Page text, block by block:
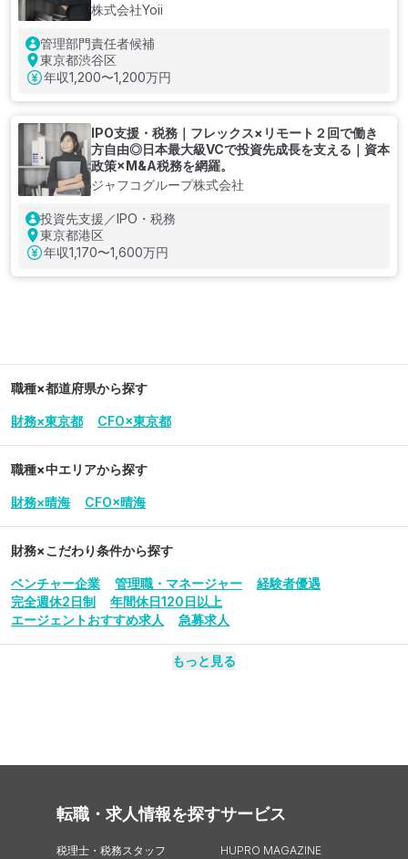
株式会社Yoii
管理部門責任者候補
東京都渋谷区
年収1,200〜1,200万円
IPO支援・税務｜フレックス×リモート２回で働き
方自由◎日本最大級VCで投資先成長を支える｜資本
政策×M&A税務を網羅。
ジャフコグループ株式会社
投資先支援／IPO・税務
東京都港区
年収1,170〜1,600万円
職種×都道府県から探す
財務×東京都 CFO×東京都
職種×中エリアから探す
財務×晴海 CFO×晴海
財務×こだわり条件から探す
ベンチャー企業 管理職・マネージャー
経験者優遇
完全週休2日制
年間休日120日以上
エージェントおすすめ求人
急募求人
もっと見る
転職・求人情報を探す
税理士・税務スタッフ
サービス
HUPRO MAGAZINE